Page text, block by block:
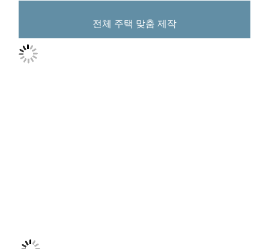
전체 주택 맞춤 제작